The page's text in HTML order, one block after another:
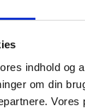
indhold og
om din